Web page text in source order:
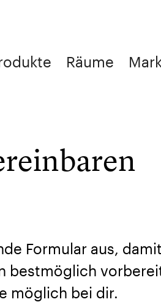
Räume
Formular aus,
bestmöglich
möglich bei dir.